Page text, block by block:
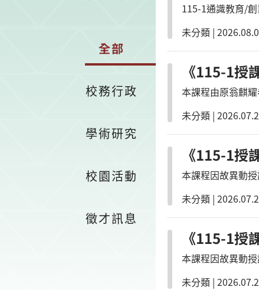
全部
校務行政
學術研究
校園活動
徵才訊息
115-1通識教育/
未分類 |
《115-1授
本課程由原翁麒
未分類 |
《115-1授
本課程因故異動
未分類 |
《115-1授
本課程因故異動
未分類 |